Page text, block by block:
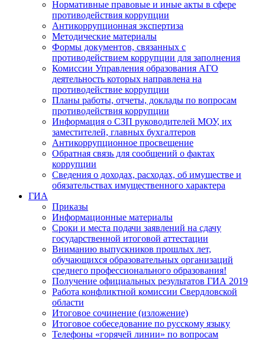
Нормативные правовые и иные акты в сфере
противодействия коррупции
Антикоррупционная экспертиза
Методические материалы
Формы документов, связанных с
противодействием коррупции для заполнения
Комиссии Управления образования АГО
деятельность которых направлена на
противодействие коррупции
Планы работы, отчеты, доклады по вопросам
противодействия коррупции
Информация о СЗП руководителей МОУ, их
заместителей, главных бухгалтеров
Антикоррупционное просвещение
Обратная связь для сообщений о фактах
коррупции
Сведения о доходах, расходах, об имуществе и
обязательствах имущественного характера
ГИА
Приказы
Информационные материалы
Сроки и места подачи заявлений на сдачу
государственной итоговой аттестации
Вниманию выпускников прошлых лет,
обучающихся образовательных организаций
среднего профессионального образования!
Получение официальных результатов ГИА 2019
Работа конфликтной комиссии Свердловской
области
Итоговое сочинение (изложение)
Итоговое собеседование по русскому языку
Телефоны «горячей линии» по вопросам